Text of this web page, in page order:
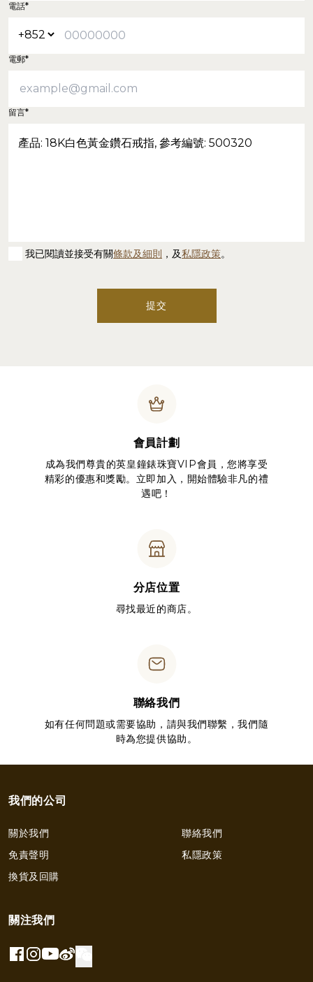
電話*
電郵*
留言*
我已閱讀並接受有關條款及細則 ，及私隱政策。
提交
會員計劃
成為我們尊貴的英皇鐘錶珠寶VIP會員，您將享受
精彩的優惠和獎勵。立即加入，開始體驗非凡的禮
遇吧！
分店位置
尋找最近的商店。
聯絡我們
如有任何問題或需要協助，請與我們聯繫，我們隨
時為您提供協助。
我們的公司
關於我們
聯絡我們
免責聲明
私隱政策
換貨及回購
關注我們